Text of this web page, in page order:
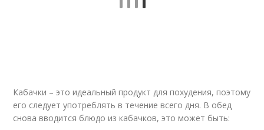
Кабачки – это идеальный продукт для похудения, поэтому
его следует употреблять в течение всего дня. В обед
снова вводится блюдо из кабачков, это может быть: